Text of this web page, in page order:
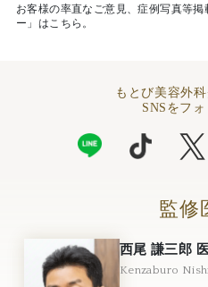
お客様の率直なご意見、症例写真等
ー」はこちら。
もとび美容外
SNSをフ
監修
西尾 謙三郎
Kenzaburo